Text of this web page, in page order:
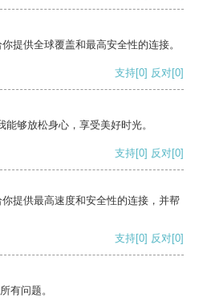
提供全球覆盖和最高安全性的连接。
支持[0] 反对[0]
够放松身心，享受美好时光。
支持[0] 反对[0]
提供最高速度和安全性的连接，并帮
支持[0] 反对[0]
有问题。